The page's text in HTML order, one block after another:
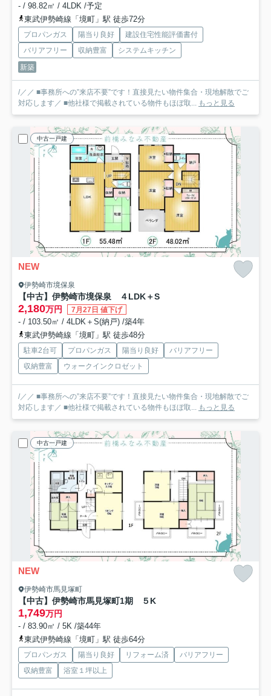
- / 98.82㎡ / 4LDK /予定
東武伊勢崎線「境町」駅 徒歩72分
プロパンガス 陽当り良好
建設住宅性能評価書付
バリアフリー
収納豊富
システムキッチン
新築
/／／ ■事務所への”来店不要”です！直接見たい物件集合・現地解散でご
対応します／ ■他社様で掲載されている物件もほぼ取... もっと見る
中古一戸建
NEW
伊勢崎市境保泉
【中古】伊勢崎市境保泉 ４LDK＋S
2,180万円 7月27日 値下げ
- / 103.50㎡ / 4LDK＋S(納戸) /築4年
東武伊勢崎線「境町」駅 徒歩48分
駐車2台可 プロパンガス 陽当り良好
バリアフリー
収納豊富
ウォークインクロゼット
/／／ ■事務所への”来店不要”です！直接見たい物件集合・現地解散でご
対応します／ ■他社様で掲載されている物件もほぼ取... もっと見る
中古一戸建
NEW
伊勢崎市馬見塚町
【中古】伊勢崎市馬見塚町1期 ５K
1,749万円
- / 83.90㎡ / 5K /築44年
東武伊勢崎線「境町」駅 徒歩64分
プロパンガス 陽当り良好 リフォーム済
バリアフリー
収納豊富
浴室１坪以上